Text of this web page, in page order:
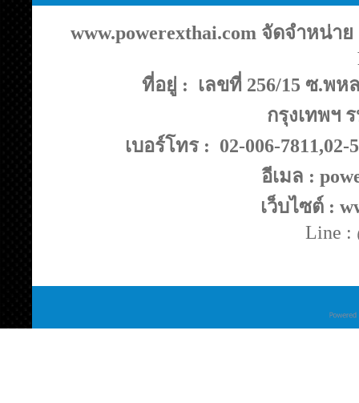
www.powerexthai.com จัดจำหน่
ที่อยู่ : เลขที่ 256/15 ซ.พห
กรุงเทพฯ
เบอร์โทร : 02-006-
อีเมล :
เว็บไซต์ :
Line :